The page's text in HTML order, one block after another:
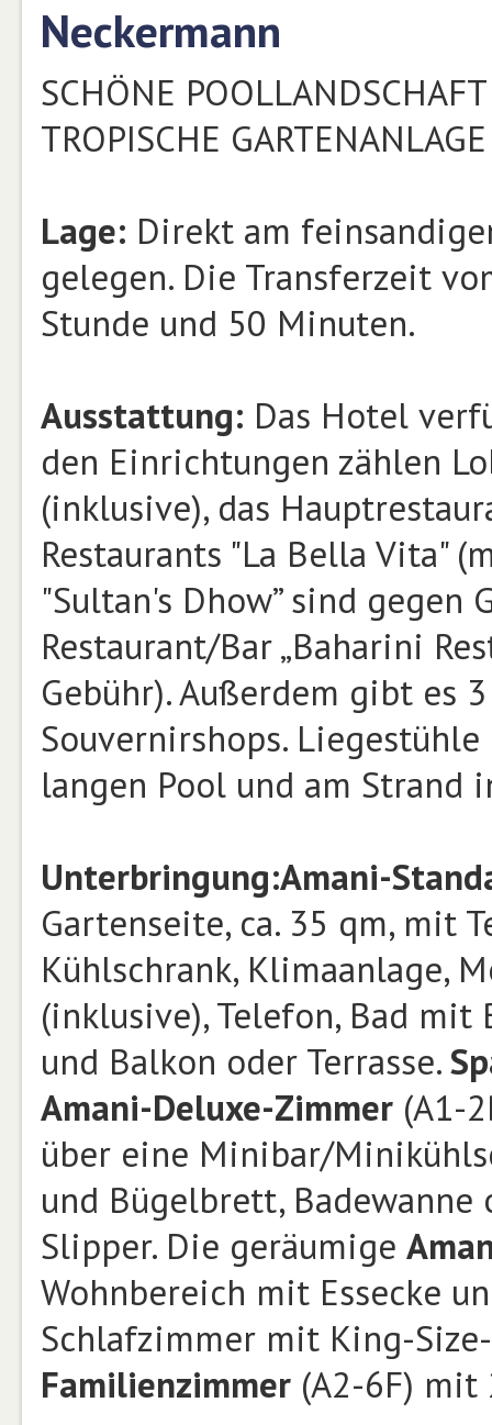
Neckermann
SCHÖNE
TROPISCHE
Lage: Direkt am
gelegen. Die Transferzeit
Stunde und 50 Minuten.
Ausstattung: Das Hotel
den Einrichtungen zählen
(inklusive), das
Restaurants "La Bella Vita"
"Sultan's Dhow” sind gegen
Restaurant/Bar „Baharini
Gebühr). Außerdem gibt es
Souvernirshops.
langen Pool und am Strand
Unterbringung:Amani-
Gartenseite, ca. 35 qm, mit
Kühlschrank, Klimaanlage,
(inklusive), Telefon, Bad mit
und Balkon oder Terrasse.
Amani-Deluxe-Zimmer (A1-
über eine Minibar/
und Bügelbrett, Badewanne
Slipper. Die geräumige
Wohnbereich mit Essecke
Schlafzimmer mit King-
Familienzimmer (A2-6F) mit